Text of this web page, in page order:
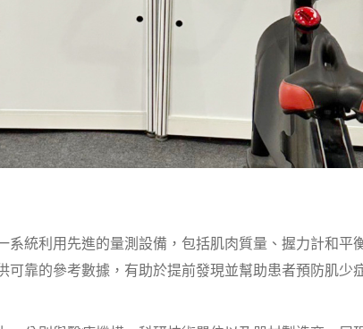
統利用先進的量測設備，包括肌肉質量、握力計和
靠的參考數據，有助於提前發現並幫助患者預防肌少